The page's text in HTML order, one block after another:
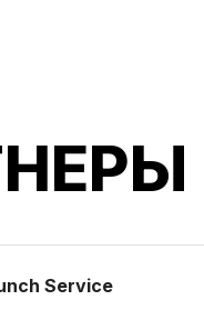
Service